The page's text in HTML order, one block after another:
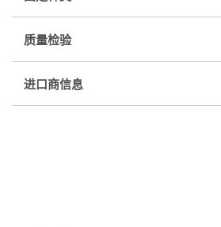
质量检验
进口商信息